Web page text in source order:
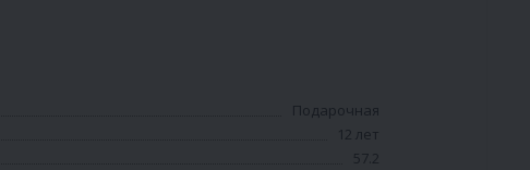
Подарочная
12 лет
57.2